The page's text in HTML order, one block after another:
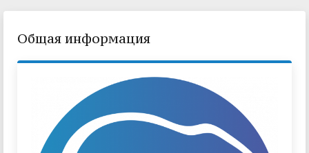
Общая информация